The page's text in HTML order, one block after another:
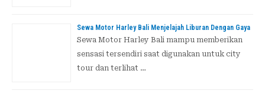
Sewa Motor Harley Bali Menjelajah Liburan Dengan Gaya
Sewa Motor Harley Bali mampu memberikan
sensasi tersendiri saat digunakan untuk city
tour dan terlihat …